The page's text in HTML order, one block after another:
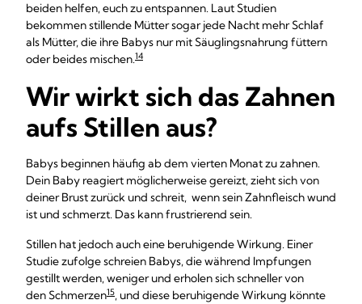
beiden helfen, euch zu entspannen. Laut Studien
bekommen stillende Mütter sogar jede Nacht mehr Schlaf
als Mütter, die ihre Babys nur mit Säuglingsnahrung füttern
oder beides mischen.14
Wir wirkt sich das Zahnen
aufs Stillen aus?
Babys beginnen häufig ab dem vierten Monat zu zahnen.
Dein Baby reagiert möglicherweise gereizt, zieht sich von
deiner Brust zurück und schreit, wenn sein Zahnfleisch wund
ist und schmerzt. Das kann frustrierend sein.
Stillen hat jedoch auch eine beruhigende Wirkung. Einer
Studie zufolge schreien Babys, die während Impfungen
gestillt werden, weniger und erholen sich schneller von
den Schmerzen15, und diese beruhigende Wirkung könnte